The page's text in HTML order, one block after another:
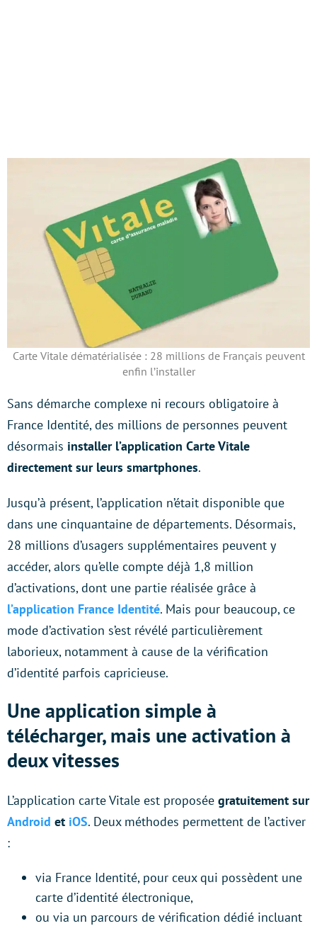
Carte Vitale dématérialisée : 28 millions de Français peuvent
enfin l’installer
Sans démarche complexe ni recours obligatoire à
France Identité, des millions de personnes peuvent
désormais installer l’application Carte Vitale
directement sur leurs smartphones.
Jusqu’à présent, l’application n’était disponible que
dans une cinquantaine de départements. Désormais,
28 millions d’usagers supplémentaires peuvent y
accéder, alors qu’elle compte déjà 1,8 million
d’activations, dont une partie réalisée grâce à
l’application France Identité. Mais pour beaucoup, ce
mode d’activation s’est révélé particulièrement
laborieux, notamment à cause de la vérification
d’identité parfois capricieuse.
Une application simple à
télécharger, mais une activation à
deux vitesses
L’application carte Vitale est proposée gratuitement sur
Android et iOS. Deux méthodes permettent de l’activer
:
via France Identité, pour ceux qui possèdent une
carte d’identité électronique,
ou via un parcours de vérification dédié incluant